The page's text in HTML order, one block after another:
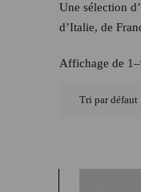
Une sélection
d’Italie, de
Affichage de